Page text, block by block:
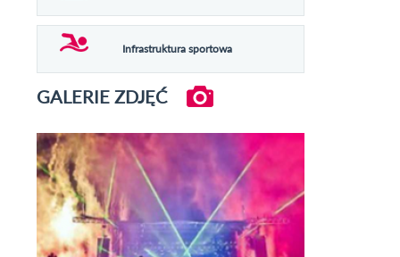
Infrastruktura sportowa
GALERIE ZDJĘĆ